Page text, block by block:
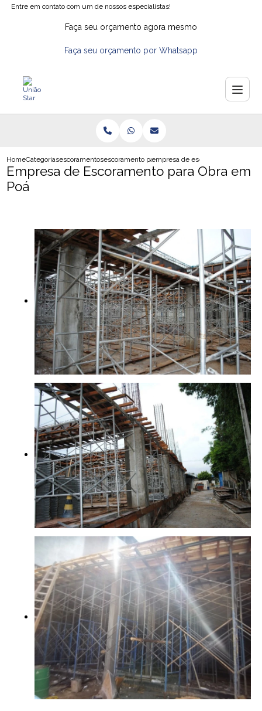
Entre em contato com um de nossos especialistas!
Faça seu orçamento agora mesmo
Faça seu orçamento por Whatsapp
HomeCategoriasescoramentosescoramento para valasempresa de escoramento para
Empresa de Escoramento para Obra em
Poá